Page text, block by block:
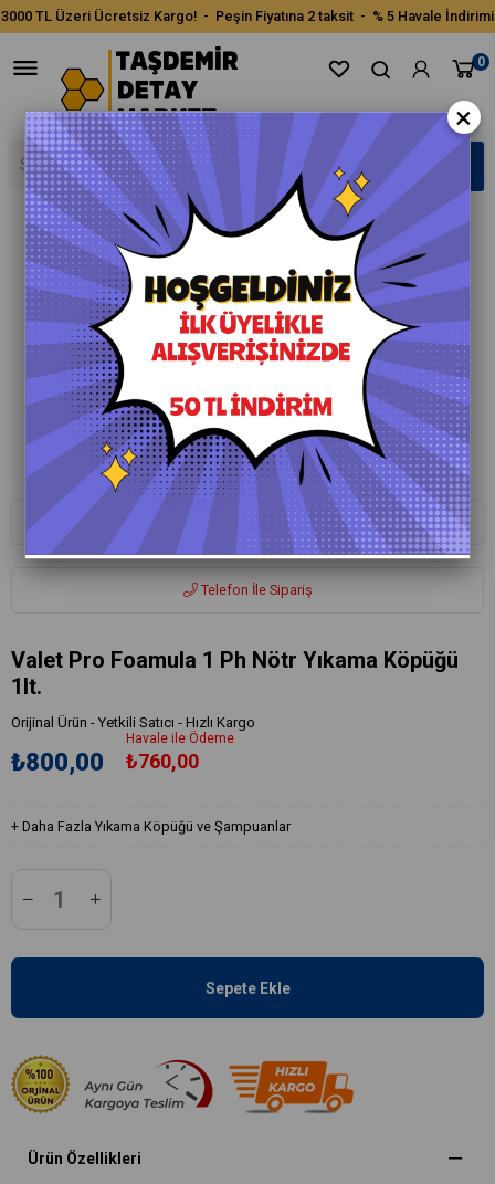
3000 TL Üzeri Ücretsiz Kargo! - Peşin Fiyatına 2 taksit - % 5 Havale İndirimi
0
›
Whatsapp ile Sipariş
Telefon İle Sipariş
Valet Pro Foamula 1 Ph Nötr Yıkama Köpüğü
1lt.
Orijinal Ürün - Yetkili Satıcı - Hızlı Kargo
₺800,00
Havale ile Ödeme
₺760,00
+ Daha Fazla Yıkama Köpüğü ve Şampuanlar
Ürün Özellikleri
×